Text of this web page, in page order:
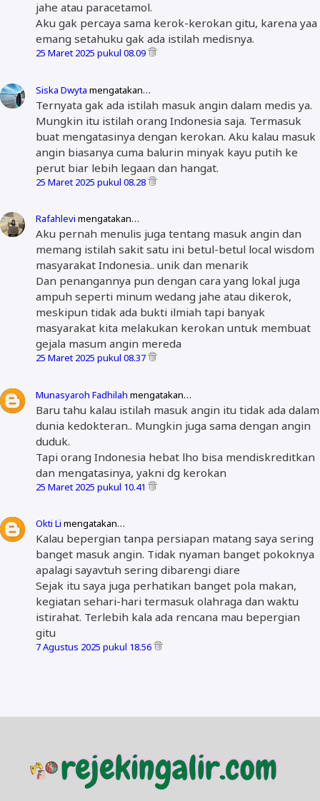
jahe atau paracetamol.
Aku gak percaya sama kerok-kerokan gitu, karena yaa
emang setahuku gak ada istilah medisnya.
25 Maret 2025 pukul 08.09
Siska Dwyta mengatakan…
Ternyata gak ada istilah masuk angin dalam medis ya.
Mungkin itu istilah orang Indonesia saja. Termasuk
buat mengatasinya dengan kerokan. Aku kalau masuk
angin biasanya cuma balurin minyak kayu putih ke
perut biar lebih legaan dan hangat.
25 Maret 2025 pukul 08.28
Rafahlevi mengatakan…
Aku pernah menulis juga tentang masuk angin dan
memang istilah sakit satu ini betul-betul local wisdom
masyarakat Indonesia.. unik dan menarik
Dan penangannya pun dengan cara yang lokal juga
ampuh seperti minum wedang jahe atau dikerok,
meskipun tidak ada bukti ilmiah tapi banyak
masyarakat kita melakukan kerokan untuk membuat
gejala masum angin mereda
25 Maret 2025 pukul 08.37
Munasyaroh Fadhilah mengatakan…
Baru tahu kalau istilah masuk angin itu tidak ada dalam
dunia kedokteran.. Mungkin juga sama dengan angin
duduk.
Tapi orang Indonesia hebat lho bisa mendiskreditkan
dan mengatasinya, yakni dg kerokan
25 Maret 2025 pukul 10.41
Okti Li mengatakan…
Kalau bepergian tanpa persiapan matang saya sering
banget masuk angin. Tidak nyaman banget pokoknya
apalagi sayavtuh sering dibarengi diare
Sejak itu saya juga perhatikan banget pola makan,
kegiatan sehari-hari termasuk olahraga dan waktu
istirahat. Terlebih kala ada rencana mau bepergian
gitu
7 Agustus 2025 pukul 18.56